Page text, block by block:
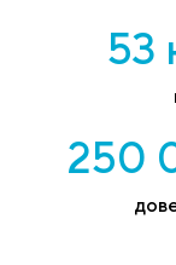
53
250